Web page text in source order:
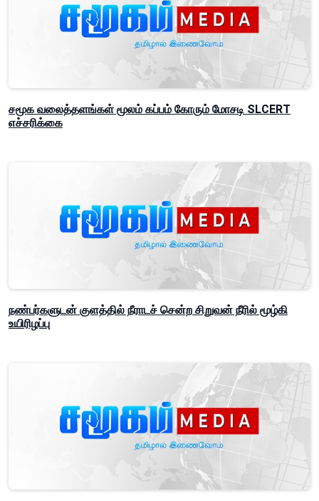
சமூக வலைத்தளங்கள் மூலம் கப்பம் கோரும் மோசடி SLCERT
எச்சரிக்கை
நண்பர்களுடன் குளத்தில் நீராடச் சென்ற சிறுவன் நீரில் மூழ்கி
உயிரிழப்பு